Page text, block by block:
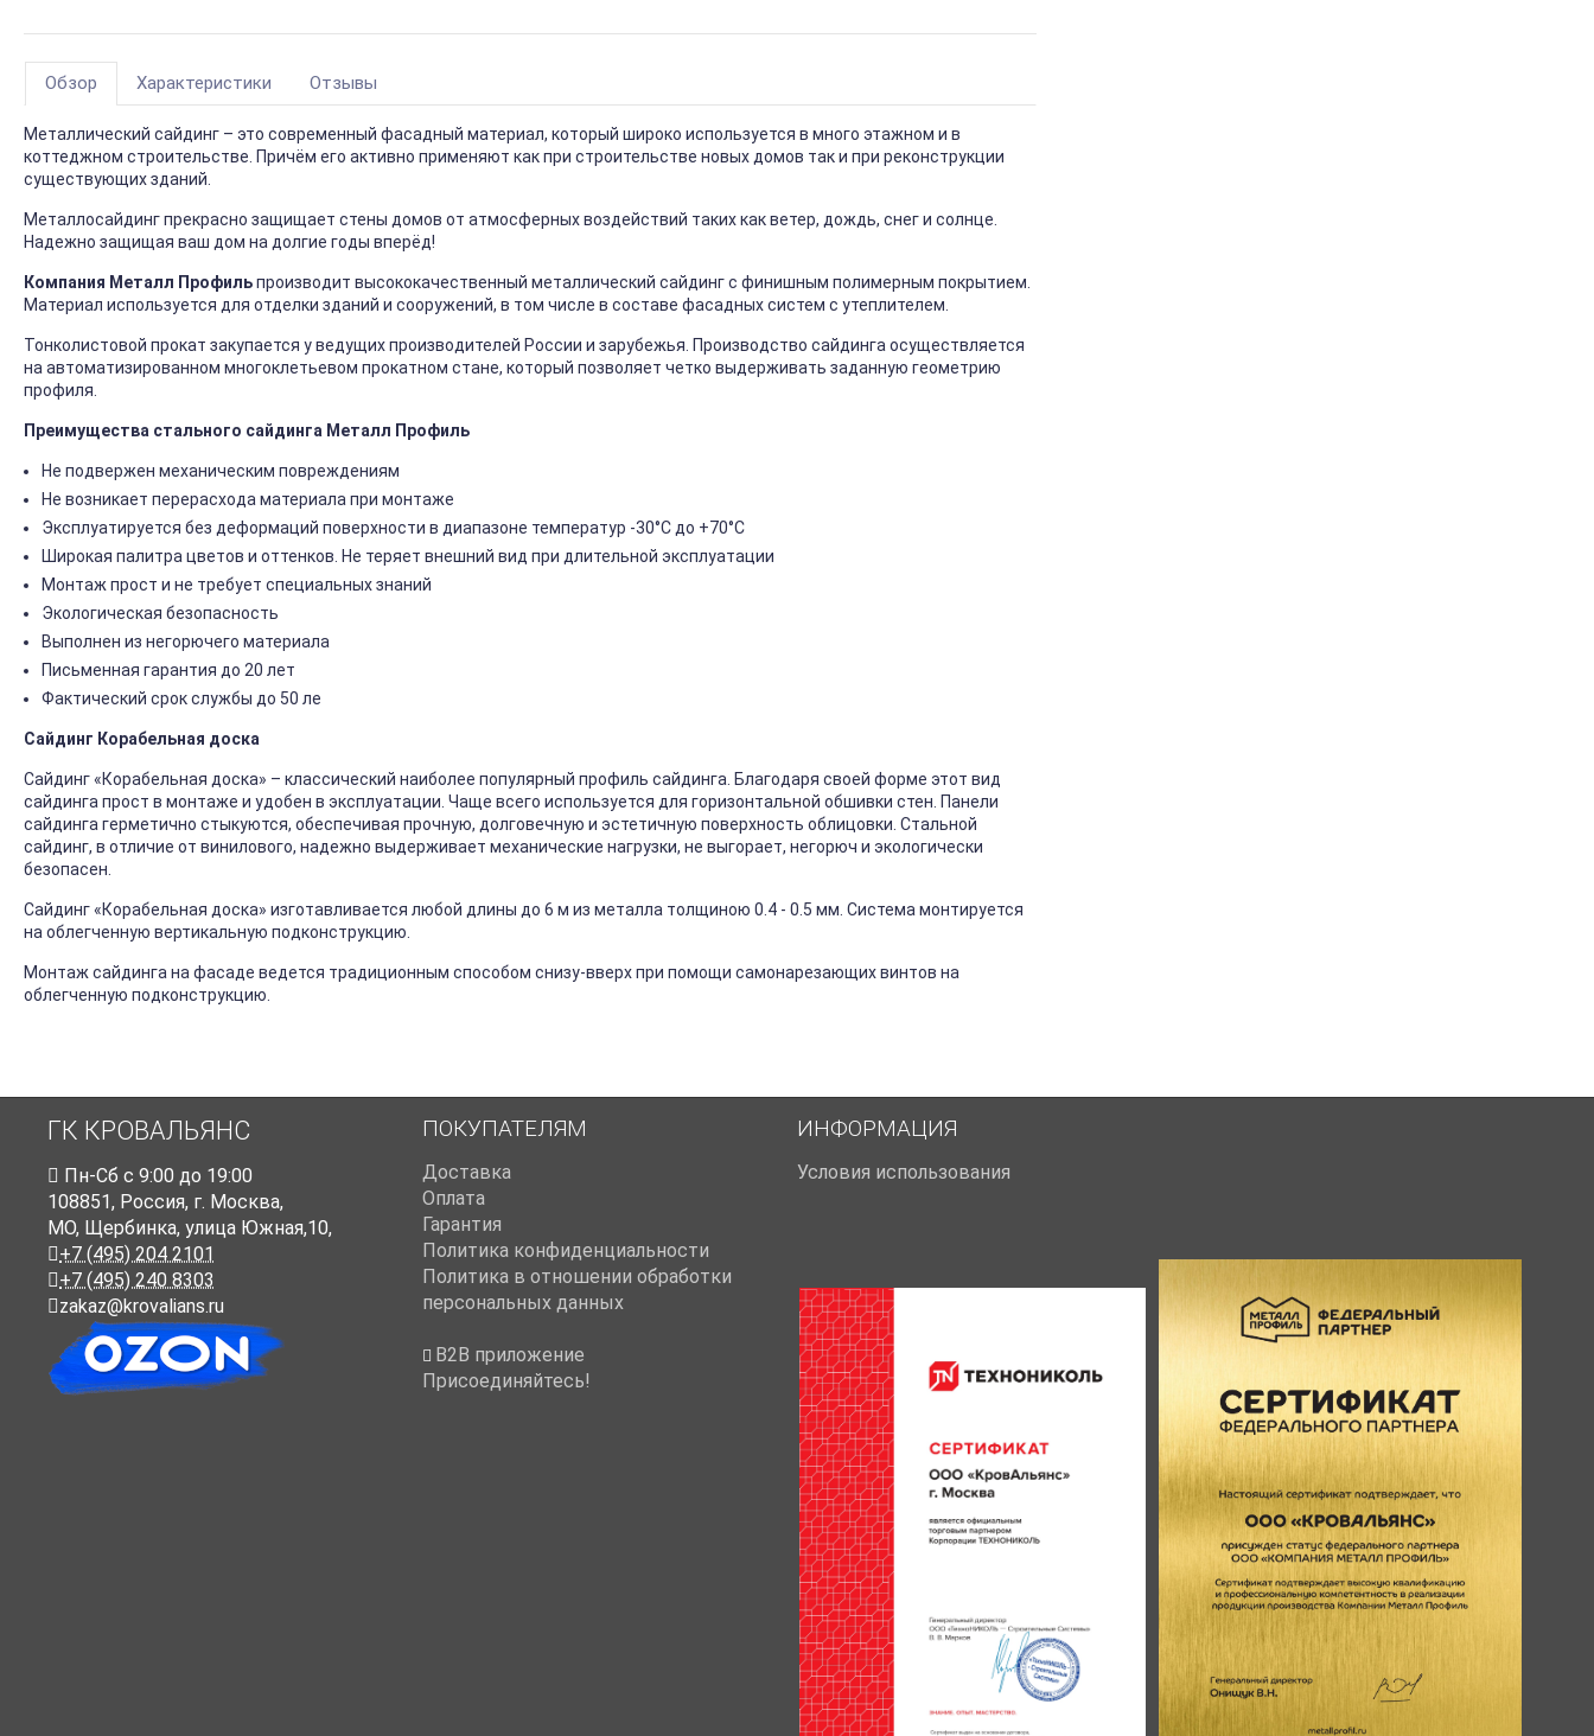
Обзор Характеристики Отзывы
Металлический сайдинг – это современный фасадный материал, который широко используется в много этажном и в
коттеджном строительстве. Причём его активно применяют как при строительстве новых домов так и при реконструкции
существующих зданий.
Металлосайдинг прекрасно защищает стены домов от атмосферных воздействий таких как ветер, дождь, снег и солнце.
Надежно защищая ваш дом на долгие годы вперёд!
Компания Металл Профильпроизводит высококачественный металлический сайдинг с финишным полимерным покрытием.
Материал используется для отделки зданий и сооружений, в том числе в составе фасадных систем с утеплителем.
Тонколистовой прокат закупается у ведущих производителей России и зарубежья. Производство сайдинга осуществляется
на автоматизированном многоклетьевом прокатном стане, который позволяет четко выдерживать заданную геометрию
профиля.
Преимущества стального сайдинга Металл Профиль
Не подвержен механическим повреждениям
Не возникает перерасхода материала при монтаже
Эксплуатируется без деформаций поверхности в диапазоне температур -30°C до +70°C
Широкая палитра цветов и оттенков. Не теряет внешний вид при длительной эксплуатации
Монтаж прост и не требует специальных знаний
Экологическая безопасность
Выполнен из негорючего материала
Письменная гарантия до 20 лет
Фактический срок службы до 50 ле
Сайдинг Корабельная доска
Сайдинг «Корабельная доска» – классический наиболее популярный профиль сайдинга. Благодаря своей форме этот вид
сайдинга прост в монтаже и удобен в эксплуатации. Чаще всего используется для горизонтальной обшивки стен. Панели
сайдинга герметично стыкуются, обеспечивая прочную, долговечную и эстетичную поверхность облицовки. Стальной
сайдинг, в отличие от винилового, надежно выдерживает механические нагрузки, не выгорает, негорюч и экологически
безопасен.
Сайдинг «Корабельная доска» изготавливается любой длины до 6 м из металла толщиною 0.4 - 0.5 мм. Система монтируется
на облегченную вертикальную подконструкцию.
Монтаж сайдинга на фасаде ведется традиционным способом снизу-вверх при помощи самонарезающих винтов на
облегченную подконструкцию.
ГК КРОВАЛЬЯНС
Пн-Cб с 9:00 до 19:00
108851, Россия, г. Москва,
МО, Щербинка, улица Южная,10,
+7 (495) 204 2101
+7 (495) 240 8303
zakaz@krovalians.ru
ПОКУПАТЕЛЯМ
Доставка
Оплата
Гарантия
Политика конфиденциальности
Политика в отношении обработки
персональных данных
B2B приложение
Присоединяйтесь!
ИНФОРМАЦИЯ
Условия использования